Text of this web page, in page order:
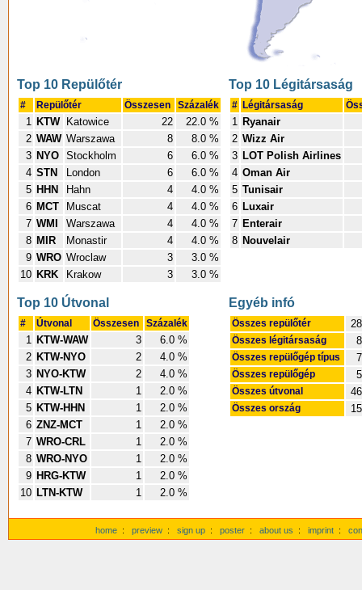
Top 10 Repülőtér
# Repülőtér Összesen Százalék
1 KTW Katowice 22
22.0 %
2 WAW Warszawa 8
8.0 %
3 NYO Stockholm 6
6.0 %
4 STN London 6
6.0 %
5 HHN Hahn 4
4.0 %
6 MCT Muscat 4
4.0 %
7 WMI Warszawa 4
4.0 %
8 MIR Monastir 4
4.0 %
9 WRO Wroclaw 3
3.0 %
10 KRK Krakow 3 3.0 %
Top 10 Légitársaság
# Légitársaság
1 Ryanair
2 Wizz Air
3 LOT Polish Airlines
4 Oman Air
5 Tunisair
6 Luxair
7 Enterair
8 Nouvelair
Top 10 Útvonal
# Útvonal Összesen Százalék
1 KTW-WAW 3
6.0 %
2 KTW-NYO 2
4.0 %
3 NYO-KTW 2
4.0 %
4 KTW-LTN 1
2.0 %
5 KTW-HHN 1
2.0 %
6 ZNZ-MCT 1
2.0 %
7 WRO-CRL 1
2.0 %
8 WRO-NYO 1
2.0 %
9 HRG-KTW 1
2.0 %
10 LTN-KTW 1 2.0 %
Egyéb infó
Összes repülőtér 28
Összes légitársaság 8
Összes repülőgép típus 7
Összes repülőgép 5
Összes útvonal 46
Összes ország 15
home : preview : sign up : poster : about us : imprint :